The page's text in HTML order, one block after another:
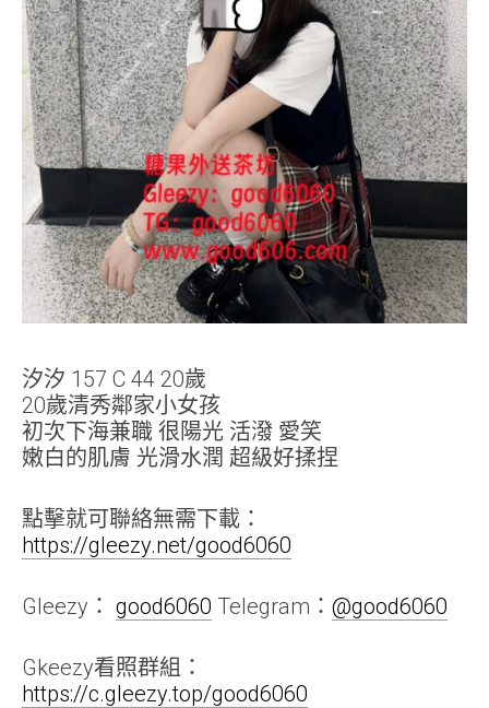
汐汐 157 C 44 20歲
20歲清秀鄰家小女孩
初次下海兼職 很陽光 活潑 愛笑
嫩白的肌膚 光滑水潤 超級好揉捏
點擊就可聯絡無需下載：
https://gleezy.net/good6060
Gleezy： good6060 Telegram： @good6060
Gkeezy看照群組：
https://c.gleezy.top/good6060